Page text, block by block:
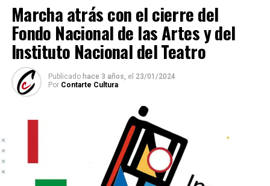
Marcha atrás con el cierre del
Fondo Nacional de las Artes y del
Instituto Nacional del Teatro
Publicado hace 3 años, el 23/01/2024
Por Contarte Cultura